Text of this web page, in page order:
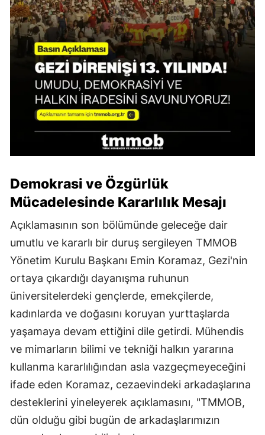
Demokrasi ve Özgürlük
Mücadelesinde Kararlılık Mesajı
Açıklamasının son bölümünde geleceğe dair
umutlu ve kararlı bir duruş sergileyen TMMOB
Yönetim Kurulu Başkanı Emin Koramaz, Gezi'nin
ortaya çıkardığı dayanışma ruhunun
üniversitelerdeki gençlerde, emekçilerde,
kadınlarda ve doğasını koruyan yurttaşlarda
yaşamaya devam ettiğini dile getirdi. Mühendis
ve mimarların bilimi ve tekniği halkın yararına
kullanma kararlılığından asla vazgeçmeyeceğini
ifade eden Koramaz, cezaevindeki arkadaşlarına
desteklerini yineleyerek açıklamasını, "TMMOB,
dün olduğu gibi bugün de arkadaşlarımızın